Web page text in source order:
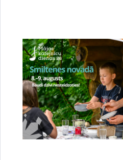
Stājies spēkā jaunais
plānojums – Smiltene
robežas